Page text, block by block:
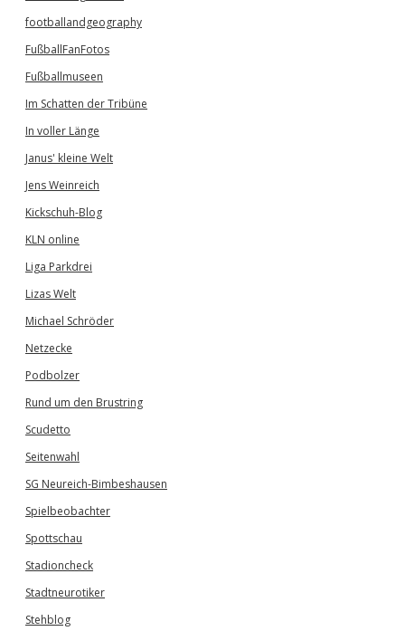
footballandgeography
FußballFanFotos
Fußballmuseen
Im Schatten der Tribüne
In voller Länge
Janus' kleine Welt
Jens Weinreich
Kickschuh-Blog
KLN online
Liga Parkdrei
Lizas Welt
Michael Schröder
Netzecke
Podbolzer
Rund um den Brustring
Scudetto
Seitenwahl
SG Neureich-Bimbeshausen
Spielbeobachter
Spottschau
Stadioncheck
Stadtneurotiker
Stehblog